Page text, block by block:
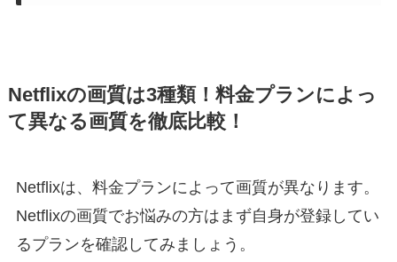
Netflixの画質は3種類！料金プランによっ
て異なる画質を徹底比較！
Netflixは、料金プランによって画質が異なります。
Netflixの画質でお悩みの方はまず自身が登録してい
るプランを確認してみましょう。